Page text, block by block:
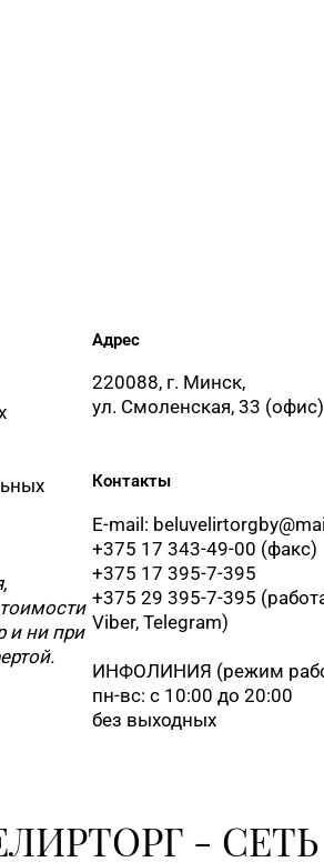
и ни при
Адрес
220088, г. Минск,
ул. Смоленская, 33 (офис)
Контакты
E-mail:
+375 17 343-49-00 (факс)
+375 17 395-7-395
+375 29 395-7-395
Viber, Telegram)
ИНФОЛИНИЯ (режим
пн-вс: с 10:00 до 20:00
без выходных
-